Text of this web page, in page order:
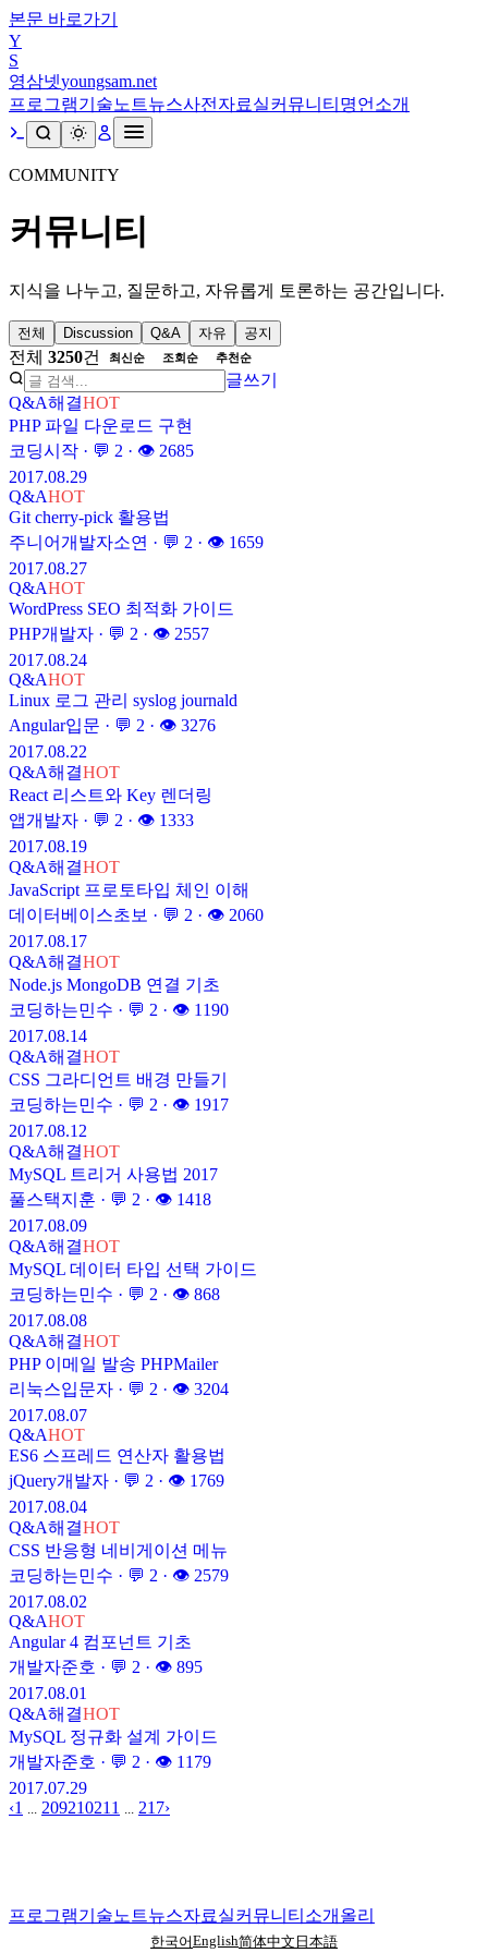
본문 바로가기
Y
S
영삼넷youngsam.net
프로그램기술노트뉴스사전 자료실커뮤니티 명언 소개
COMMUNITY
커뮤니티
지식을 나누고, 질문하고, 자유롭게 토론하는 공간입니다.
전체 Discussion Q&A 자유 공지
전체 3250건 최신순 조회순 추천순
글쓰기
Q&A해결HOT
PHP 파일 다운로드 구현
코딩시작 · 💬 2 · 👁 2685
2017.08.29
Q&AHOT
Git cherry-pick 활용법
주니어개발자소연 · 💬 2 · 👁 1659
2017.08.27
Q&AHOT
WordPress SEO 최적화 가이드
PHP개발자 · 💬 2 · 👁 2557
2017.08.24
Q&AHOT
Linux 로그 관리 syslog journald
Angular입문 · 💬 2 · 👁 3276
2017.08.22
Q&A해결HOT
React 리스트와 Key 렌더링
앱개발자 · 💬 2 · 👁 1333
2017.08.19
Q&A해결HOT
JavaScript 프로토타입 체인 이해
데이터베이스초보 · 💬 2 · 👁 2060
2017.08.17
Q&A해결HOT
Node.js MongoDB 연결 기초
코딩하는민수 · 💬 2 · 👁 1190
2017.08.14
Q&A해결HOT
CSS 그라디언트 배경 만들기
코딩하는민수 · 💬 2 · 👁 1917
2017.08.12
Q&A해결HOT
MySQL 트리거 사용법 2017
풀스택지훈 · 💬 2 · 👁 1418
2017.08.09
Q&A해결HOT
MySQL 데이터 타입 선택 가이드
코딩하는민수 · 💬 2 · 👁 868
2017.08.08
Q&A해결HOT
PHP 이메일 발송 PHPMailer
리눅스입문자 · 💬 2 · 👁 3204
2017.08.07
Q&AHOT
ES6 스프레드 연산자 활용법
jQuery개발자 · 💬 2 · 👁 1769
2017.08.04
Q&A해결HOT
CSS 반응형 네비게이션 메뉴
코딩하는민수 · 💬 2 · 👁 2579
2017.08.02
Q&AHOT
Angular 4 컴포넌트 기초
개발자준호 · 💬 2 · 👁 895
2017.08.01
Q&A해결HOT
MySQL 정규화 설계 가이드
개발자준호 · 💬 2 · 👁 1179
2017.07.29
‹1 209210211 217›
프로그램기술노트뉴스자료실커뮤니티 소개 올리
한국어English简体中文 日本語